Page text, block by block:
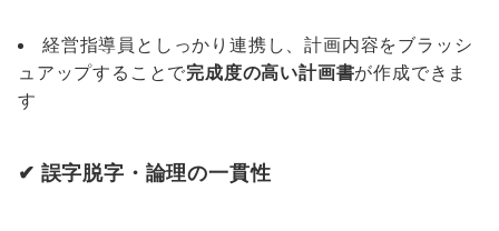
経営指導員としっかり連携し、計画内容をブラッシ
ュアップすることで完成度の高い計画書が作成できま
す
✔ 誤字脱字・論理の一貫性